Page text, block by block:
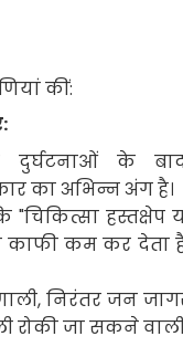
कीं:
:
के
का अभिन्न अंग है।
काफी कम कर देता
,निरंतर जन
रोकी जा सकने